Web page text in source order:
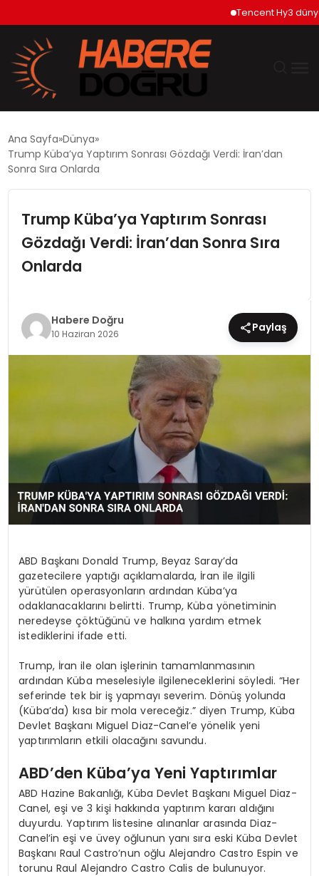
Tencent Hy3 dünya
EKONOMİ
DÜNYA
SPOR
EĞİTİM
YAŞAM
Ana Sayfa Dünya
Trump Küba’ya Yaptırım Sonrası Gözdağı Verdi: İran’dan
Sonra Sıra Onlarda
Trump Küba’ya Yaptırım Sonrası
Gözdağı Verdi: İran’dan Sonra Sıra
Onlarda
Habere Doğru
10 Haziran 2026 Paylaş
ABD Başkanı Donald Trump, Beyaz Saray’da
gazetecilere yaptığı açıklamalarda, İran ile ilgili
yürütülen operasyonların ardından Küba’ya
odaklanacaklarını belirtti. Trump, Küba yönetiminin
neredeyse çöktüğünü ve halkına yardım etmek
istediklerini ifade etti.
Trump, İran ile olan işlerinin tamamlanmasının
ardından Küba meselesiyle ilgileneceklerini söyledi. “Her
seferinde tek bir iş yapmayı severim. Dönüş yolunda
(Küba’da) kısa bir mola vereceğiz.” diyen Trump, Küba
Devlet Başkanı Miguel Diaz-Canel’e yönelik yeni
yaptırımların etkili olacağını savundu.
ABD’den Küba’ya Yeni Yaptırımlar
ABD Hazine Bakanlığı, Küba Devlet Başkanı Miguel Diaz-
Canel, eşi ve 3 kişi hakkında yaptırım kararı aldığını
duyurdu. Yaptırım listesine alınanlar arasında Diaz-
Canel’in eşi ve üvey oğlunun yanı sıra eski Küba Devlet
Başkanı Raul Castro’nun oğlu Alejandro Castro Espin ve
torunu Raul Alejandro Castro Calis de bulunuyor.